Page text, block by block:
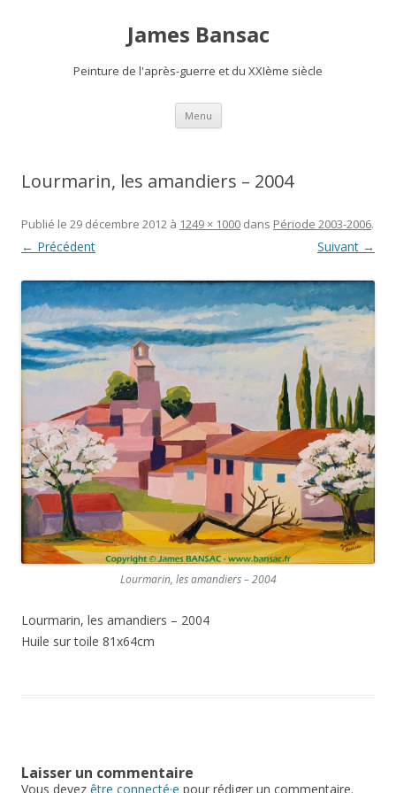
James Bansac
Peinture de l'après-guerre et du XXIème siècle
Menu Aller
contenu
Lourmarin, les amandiers – 2004
Publié le 29 décembre 2012 à 1249 × 1000 dans Période 2003-2006.
← Précédent Suivant →
Lourmarin, les amandiers – 2004
Lourmarin, les amandiers – 2004
Huile sur toile 81x64cm
Laisser un commentaire
Vous devez être connecté·e pour rédiger un commentaire.